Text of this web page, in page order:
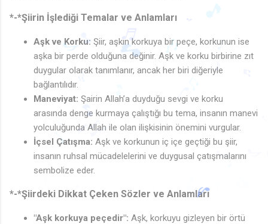
*-*Şiirin İşlediği Temalar ve Anlamları
Aşk ve Korku: Şiir, aşkın korkuya bir peçe, korkunun ise
aşka bir perde olduğuna değinir. Aşk ve korku birbirine zıt
duygular olarak tanımlanır, ancak her biri diğeriyle
bağlantılıdır.
Maneviyat: Şairin Allah’a duyduğu sevgi ve korku
arasında denge kurmaya çalıştığı bu tema, insanın manevi
yolculuğunda Allah ile olan ilişkisinin önemini vurgular.
İçsel Çatışma: Aşk ve korkunun iç içe geçtiği bu şiir,
insanın ruhsal mücadelelerini ve duygusal çatışmalarını
sembolize eder.
*-*Şiirdeki Dikkat Çeken Sözler ve Anlamları
"Aşk korkuya peçedir": Aşk, korkuyu gizleyen bir örtü
♫
♩
♩
♪
♫
♩
♪
♩
♪
♩
🎶
🎵
♩ ♫
♩
🎶
♪
♫
♪
🎵
🎵
🎶
🎵
♪ 🎵
♬
♪